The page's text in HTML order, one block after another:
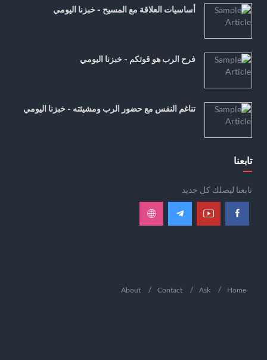
أساسيات العلاقة مع المسيح - خبزنا اليومي
فرح الرب هو قوتكم - خبزنا اليومي
تناغم النفس مع حضور الرب ومشيئته - خبزنا اليومي
تابعنا
تابعنا ليصلك كل جديد
Home
Ask
Contact
About